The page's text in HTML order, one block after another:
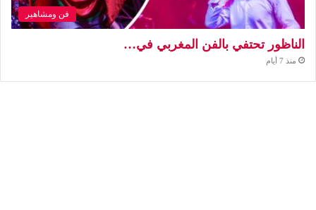
فن ومشاهير
الناظور تحتفي بالفن المغربي في…
منذ 7 أيام